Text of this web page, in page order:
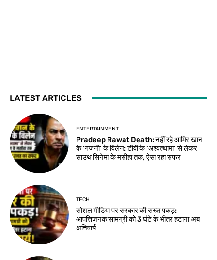
LATEST ARTICLES
ENTERTAINMENT
Pradeep Rawat Death: नहीं रहे आमिर खान
के ‘गजनी’ के विलेन: टीवी के ‘अश्वत्थामा’ से लेकर
साउथ सिनेमा के मसीहा तक, ऐसा रहा सफर
TECH
सोशल मीडिया पर सरकार की सख्त पकड़:
आपत्तिजनक सामग्री को 3 घंटे के भीतर हटाना अब
अनिवार्य